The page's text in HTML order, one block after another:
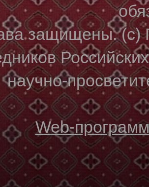
защищены. (с)
научно-
Web-